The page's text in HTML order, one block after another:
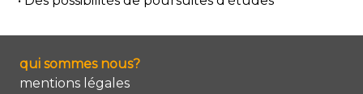
qui sommes nous?
mentions légales